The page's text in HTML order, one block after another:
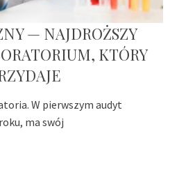
— NAJDROŻSZY
KTÓRY
W pierwszym audyt
ma swój